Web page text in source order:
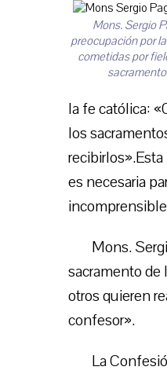
Mons. Sergio
preocupación por
cometidas por
la fe católica:
los
es necesaria
Mons.
sacramento
otros quieren
confesor».
La